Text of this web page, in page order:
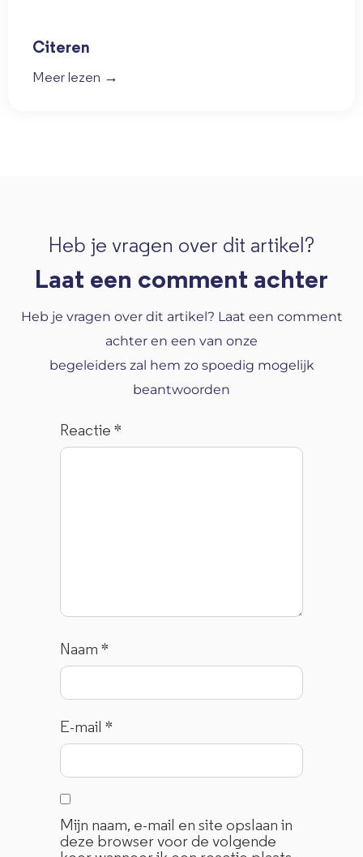
Citeren
Meer lezen →
Heb je vragen over dit artikel?
Laat een comment achter
Heb je vragen over dit artikel? Laat een comment
achter en een van onze
begeleiders zal hem zo spoedig mogelijk
beantwoorden
Reactie*
Naam*
E-mail*
Mijn naam, e-mail en site opslaan in
deze browser voor de volgende